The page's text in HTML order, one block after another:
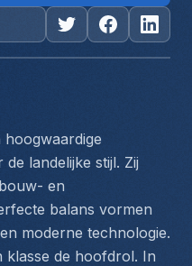
hoogwaardige
landelijke stijl. Zij
en
balans vormen
moderne technologie.
klasse de hoofdrol. In